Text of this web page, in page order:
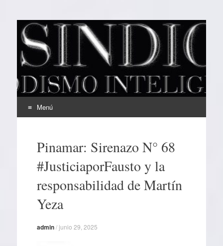
EL SINDICAL
Periodismo Inteligente
Menú
contenidoPinamar: Sirenazo N° 68
#JusticiaporFausto y la
responsabilidad de Martín
Yeza
admin/junio 29, 2025